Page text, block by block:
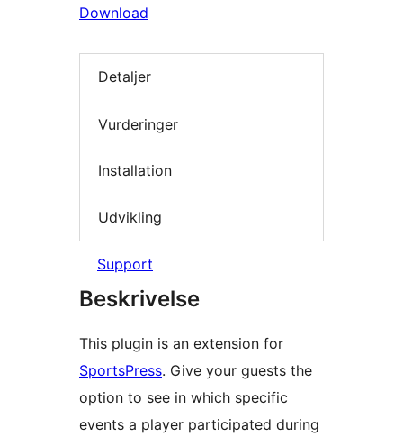
Download
Detaljer
Vurderinger
Installation
Udvikling
Support
Beskrivelse
This plugin is an extension for
SportsPress. Give your guests the
option to see in which specific
events a player participated during